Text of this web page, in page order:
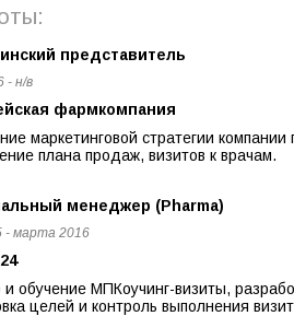
представитель
- н/в
фармкомпания
маркетинговой стратегии
плана продаж, визитов к врачам.
менеджер (Pharma)
- марта 2016
обучение МПКоучинг-визиты,
целей и контроль выполнения